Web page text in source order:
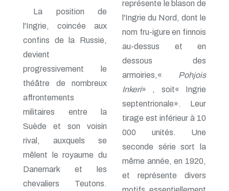
La position de
l'Ingrie, coincée aux
confins de la Russie,
devient
progressivement le
théâtre de nombreux
affrontements
militaires entre la
Suède et son voisin
rival, auxquels se
mêlent le royaume du
Danemark et les
chevaliers Teutons.
représente le blason de
l'Ingrie du Nord, dont le
nom fru-igure en finnois
au-dessus et en
dessous des
armoiries,« Pohjois
Inkeri» , soit« Ingrie
septentrionale». Leur
tirage est inférieur à 10
000 unités. Une
seconde série sort la
même année, en 1920,
et représente divers